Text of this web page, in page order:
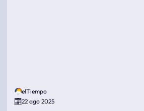
elTiempo
22 ago 2025